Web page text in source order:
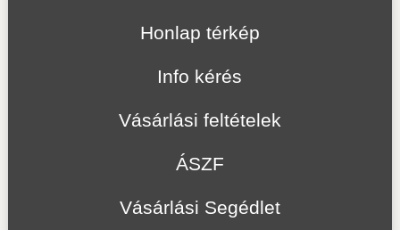
Honlap térkép
Info kérés
Vásárlási feltételek
ÁSZF
Vásárlási Segédlet